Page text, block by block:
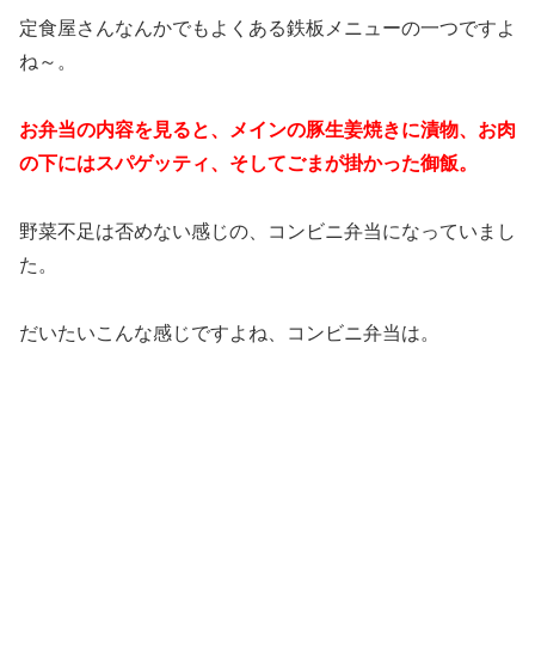
定食屋さんなんかでもよくある鉄板メニューの一つですよ
ね～。
お弁当の内容を見ると、メインの豚生姜焼きに漬物、お肉
の下にはスパゲッティ、そしてごまが掛かった御飯。
野菜不足は否めない感じの、コンビニ弁当になっていまし
た。
だいたいこんな感じですよね、コンビニ弁当は。